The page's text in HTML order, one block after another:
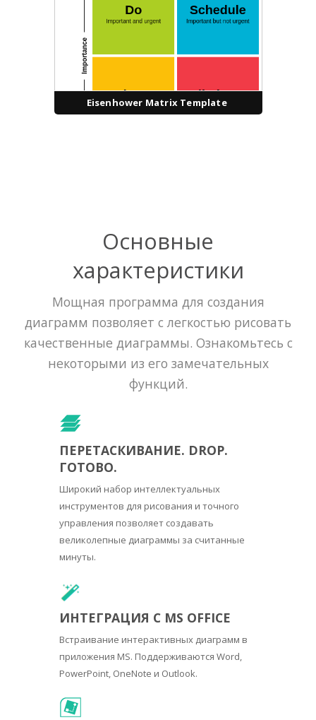
Eisenhower Matrix Template
Основные
характеристики
Мощная программа для создания
диаграмм позволяет с легкостью рисовать
качественные диаграммы. Ознакомьтесь с
некоторыми из его замечательных
функций.
ПЕРЕТАСКИВАНИЕ. DROP.
ГОТОВО.
Широкий набор интеллектуальных
инструментов для рисования и точного
управления позволяет создавать
великолепные диаграммы за считанные
минуты.
ИНТЕГРАЦИЯ С MS OFFICE
Встраивание интерактивных диаграмм в
приложения MS. Поддерживаются Word,
PowerPoint, OneNote и Outlook.